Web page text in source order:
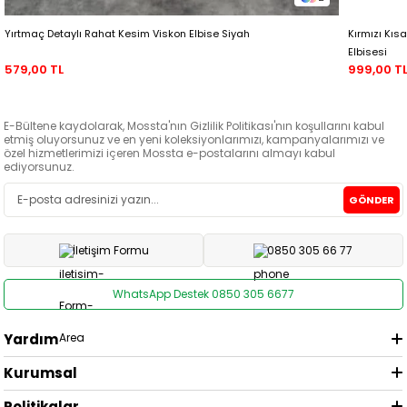
Yırtmaç Detaylı Rahat Kesim Viskon Elbise Siyah
579,00 TL
Kırmızı
Elbisesi
999,00
E-Bültene kaydolarak, Mossta'nın Gizlilik Politikası'nın koşullarını kabul
etmiş oluyorsunuz ve en yeni koleksiyonlarımızı, kampanyalarımızı ve
özel hizmetlerimizi içeren Mossta e-postalarını almayı kabul
ediyorsunuz.
GÖNDER
İletişim Formu 0850 305 66 77
WhatsApp Destek 0850 305 6677
Yardım
Kurumsal